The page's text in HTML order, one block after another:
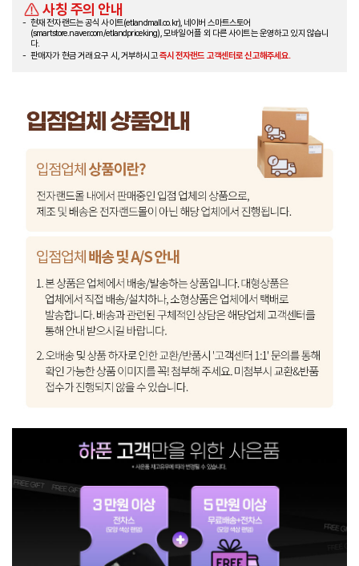
사칭 주의 안내
현재 전자랜드는 공식 사이트(etlandmall.co.kr), 네이버 스마트스토어
(smartstore.naver.com/etlandpriceking), 모바일 어플 외 다른 사이트는 운영하고 있지 않습니
다.
판매자가 현금 거래 요구 시, 거부하시고즉시 전자랜드 고객센터로 신고해주세요.